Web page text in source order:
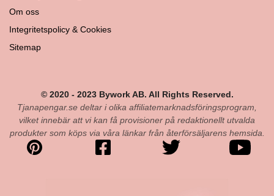
Om oss
Integritetspolicy & Cookies
Sitemap
© 2020 - 2023 Bywork AB. All Rights Reserved.
Tjanapengar.se deltar i olika affiliatemarknadsföringsprogram,
vilket innebär att vi kan få provisioner på redaktionellt utvalda
produkter som köps via våra länkar från återförsäljarens hemsida.